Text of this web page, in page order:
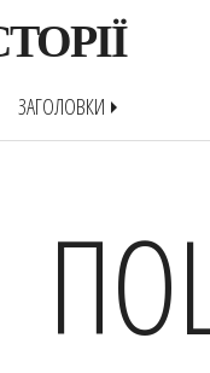
ЗАГОЛОВКИarrow_right